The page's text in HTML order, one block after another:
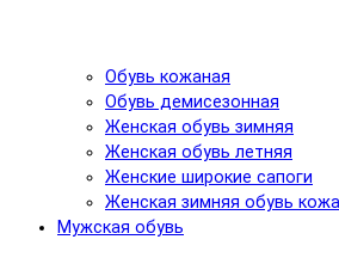
Обувь кожаная
Обувь демисезонная
Женская обувь зимняя
Женская обувь летняя
Женские широкие сапоги
Женская зимняя обувь
Мужская обувь